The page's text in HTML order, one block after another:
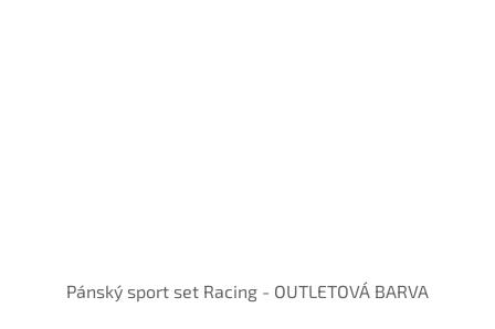
Pánský sport set Racing - OUTLETOVÁ BARVA